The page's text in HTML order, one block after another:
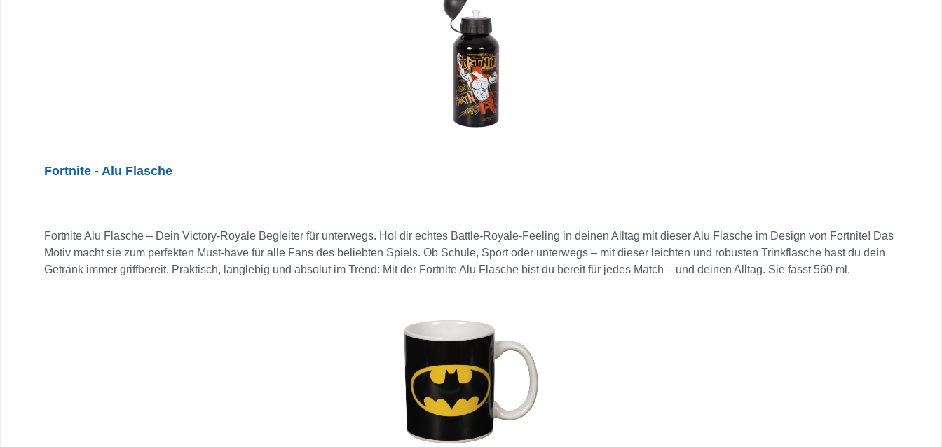
Fortnite - Alu Flasche
Fortnite Alu Flasche – Dein Victory-Royale Begleiter für unterwegs. Hol dir echtes Battle-Royale-Feeling in deinen Alltag mit dieser Alu Flasche im Design von Fortnite! Das
Motiv macht sie zum perfekten Must-have für alle Fans des beliebten Spiels. Ob Schule, Sport oder unterwegs – mit dieser leichten und robusten Trinkflasche hast du dein
Getränk immer griffbereit. Praktisch, langlebig und absolut im Trend: Mit der Fortnite Alu Flasche bist du bereit für jedes Match – und deinen Alltag. Sie fasst 560 ml.